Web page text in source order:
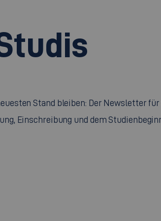
Stand bleiben: Der Newsletter
Einschreibung und dem